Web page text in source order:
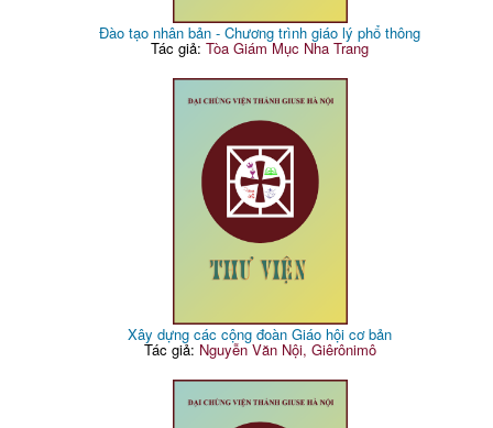
Đào tạo nhân bản - Chương trình giáo lý phổ thông
Tác giả:Tòa Giám Mục Nha Trang
Xây dựng các cộng đoàn Giáo hội cơ bản
Tác giả: Nguyễn Văn Nội, Giêrônimô